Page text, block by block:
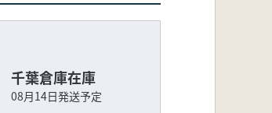
千葉倉庫在庫
08月14日発送予定